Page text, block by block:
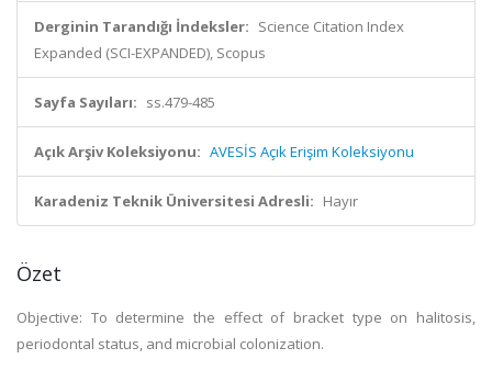
Derginin Tarandığı İndeksler: Science Citation Index
Expanded (SCI-EXPANDED), Scopus
Sayfa Sayıları: ss.479-485
Açık Arşiv Koleksiyonu: AVESİS Açık Erişim Koleksiyonu
Karadeniz Teknik Üniversitesi Adresli: Hayır
Özet
Objective: To determine the effect of bracket type on halitosis,
periodontal status, and microbial colonization.